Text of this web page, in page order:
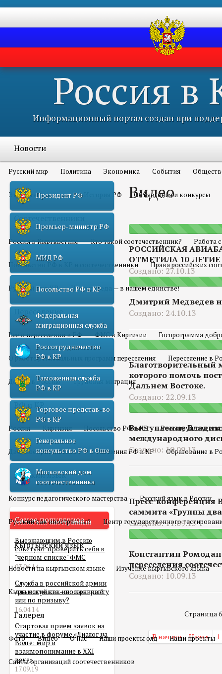
Россия в
Информационный портал создан при
Новости
Русский мир Политика Экономика События
Это интересно всем История РФ Объявления и конкурсы
Соотечественники
Россия в Кыргызстане Кто такой соотечественник? Работа
Посольство РФ в КР и соотечественники Права российских
Русский мир КР Наша победа — в нашем единстве!
Переселение
Все о переселении в РФ ФМС в Киргизии Госпрограмма
О работе региональных программ переселения Переселение в
Домой в Россию Трудовая миграция
РФ и КР
Россия Киргизия Посольство РФ в КР
Двойное гражданство Отношения РФ и КР Образование в
Русский язык
Конкурс педагогического мастерства Русский язык в России
Русский как иностранный Центр государственного
Кыргызский язык
Новости на кыргызском языке Изучение кыргызского языка
Кыргызский как иностранный
Галерея
Фото Видео О нас Наши проекты олд Наши проекты
Сайты организаций соотечественников
Президент РФ
Премьер-министр РФ
МИД РФ
Посольство РФ в КР
Федеральная
миграционная служба
Россотрудничество
РФ в КР
Таможенная служба
РФ в КР
Торговое представ-во
РФ в КР
Генеральное
консульство РФ в Оше
Московский дом
соотечественника
Самое популярное
Выезжающим в Россию
советуют проверить себя в
"черном списке" ФМС
03.06.14
Служба в российской армии
для мигранта – по контракту
или по призыву?
16.04.14
Стартовал прием заявок на
участие в форуме «Диалог на
Волге: мир и
взаимопонимание в XXI
веке»
17.09.19
Видео
РОССИЙСКАЯ
ОТМЕТИЛА 10-ЛЕТИЕ
Создано: 27.10.13
Дмитрий Медведев
Создано: 24.10.13
Благотворительный
которого помочь
Дальнем Востоке.
Создано: 22.09.13
Выступление
международного
Создано: 19.09.13
Пресс-конференция
саммита «Группы
Создано: 11.09.13
Константин
переселения
Создано: 10.09.13
Страница
В начало Назад 1